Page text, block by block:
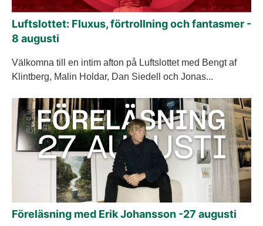
Luftslottet: Fluxus, förtrollning och fantasmer -
8 augusti
Välkomna till en intim afton på Luftslottet med Bengt af
Klintberg, Malin Holdar, Dan Siedell och Jonas...
Föreläsning med Erik Johansson -27 augusti